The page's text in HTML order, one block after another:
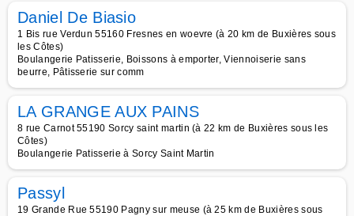
Daniel De Biasio
1 Bis rue Verdun 55160 Fresnes en woevre (à 20 km de Buxières sous
les Côtes)
Boulangerie Patisserie, Boissons à emporter, Viennoiserie sans
beurre, Pâtisserie sur comm
LA GRANGE AUX PAINS
8 rue Carnot 55190 Sorcy saint martin (à 22 km de Buxières sous les
Côtes)
Boulangerie Patisserie à Sorcy Saint Martin
Passyl
19 Grande Rue 55190 Pagny sur meuse (à 25 km de Buxières sous